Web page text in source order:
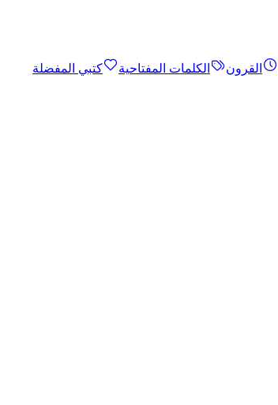
القرون الكلمات المفتاحية
كتبي المفضلة